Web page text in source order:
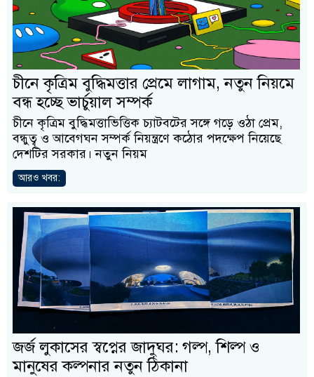
চীনে কৃত্রিম বুদ্ধিমত্তার প্রেমে লাগাম, নতুন নিয়মে
বন্ধ হচ্ছে ভার্চুয়াল সম্পর্ক
চীনে কৃত্রিম বুদ্ধিমত্তাভিত্তিক চ্যাটবটের সঙ্গে গড়ে ওঠা প্রেম,
বন্ধুত্ব ও আবেগঘন সম্পর্ক নিয়ন্ত্রণে কঠোর পদক্ষেপ নিয়েছে
দেশটির সরকার। নতুন নিয়ম
আরও খবর:
জর্জ লুকাসের স্বপ্নের জাদুঘর: গল্প, শিল্প ও
মানুষের কল্পনার নতুন ঠিকানা